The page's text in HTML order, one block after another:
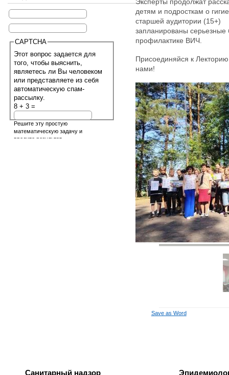
CAPTCHA
Этот вопрос задается для
того, чтобы выяснить,
являетесь ли Вы человеком
или представляете из себя
автоматическую спам-
рассылку.
8 + 3 =
Решите эту простую
математическую задачу и
введите результат.
Эксперты продолжат
детям и подросткам о
старшей аудитории (15+)
запланированы серьезные
профилактике ВИЧ.
Присоединяйся к
нами!
Save as Word
Санитарный надзор